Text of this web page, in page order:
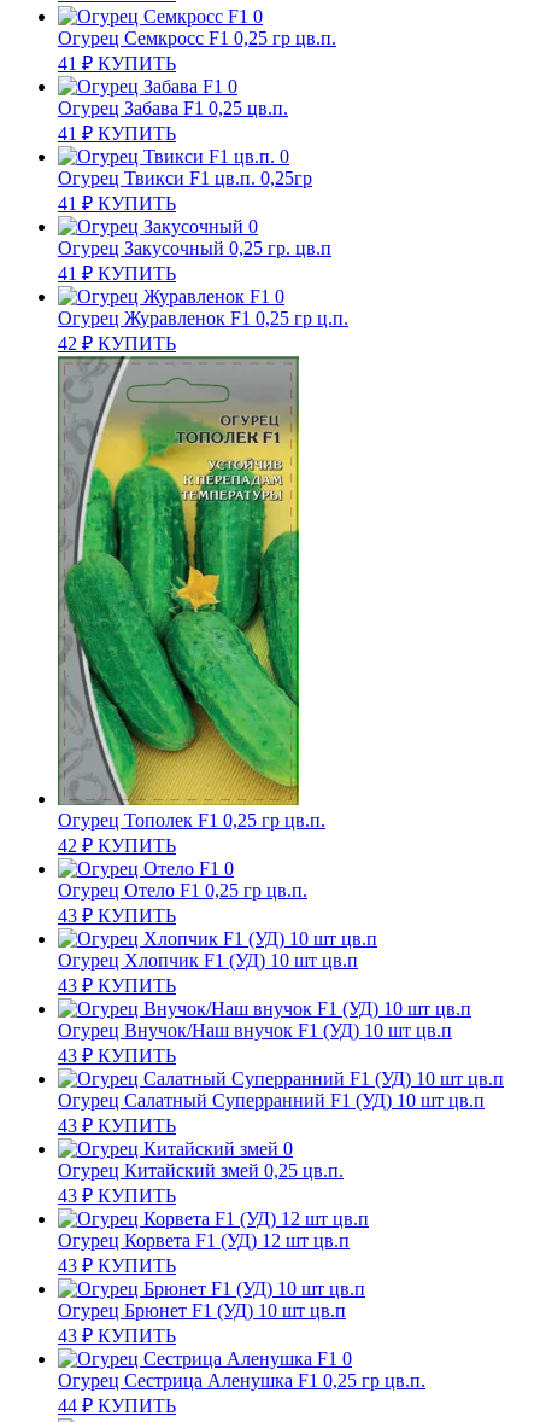
Огурец Семкросс F1 0,25 гр цв.п.
41 ₽ КУПИТЬ
Огурец Забава F1 0,25 цв.п.
41 ₽ КУПИТЬ
Огурец Твикси F1 цв.п. 0,25гр
41 ₽ КУПИТЬ
Огурец Закусочный 0,25 гр. цв.п
41 ₽ КУПИТЬ
Огурец Журавленок F1 0,25 гр ц.п.
42 ₽ КУПИТЬ
Огурец Тополек F1 0,25 гр цв.п.
42 ₽ КУПИТЬ
Огурец Отело F1 0,25 гр цв.п.
43 ₽ КУПИТЬ
Огурец Хлопчик F1 (УД) 10 шт цв.п
43 ₽ КУПИТЬ
Огурец Внучок/Наш внучок F1 (УД) 10 шт цв.п
43 ₽ КУПИТЬ
Огурец Салатный Суперранний F1 (УД) 10 шт цв.п
43 ₽ КУПИТЬ
Огурец Китайский змей 0,25 цв.п.
43 ₽ КУПИТЬ
Огурец Корвета F1 (УД) 12 шт цв.п
43 ₽ КУПИТЬ
Огурец Брюнет F1 (УД) 10 шт цв.п
43 ₽ КУПИТЬ
Огурец Сестрица Аленушка F1 0,25 гр цв.п.
44 ₽ КУПИТЬ